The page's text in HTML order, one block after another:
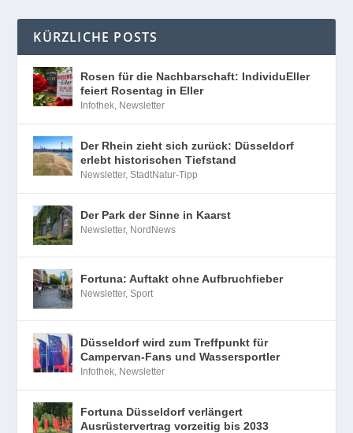
KÜRZLICHE POSTS
Rosen für die Nachbarschaft: IndividuEller
feiert Rosentag in Eller
Infothek, Newsletter
Der Rhein zieht sich zurück: Düsseldorf
erlebt historischen Tiefstand
Newsletter,StadtNatur-Tipp
Der Park der Sinne in Kaarst
Newsletter, NordNews
Fortuna: Auftakt ohne Aufbruchfieber
Newsletter,Sport
Düsseldorf wird zum Treffpunkt für
Campervan-Fans und Wassersportler
Infothek, Newsletter
Fortuna Düsseldorf verlängert
Ausrüstervertrag vorzeitig bis 2033